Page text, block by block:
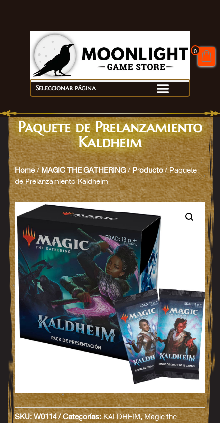
Seleccionar página
Paquete de Prelanzamiento
Kaldheim
Home/MAGIC THE GATHERING/Producto/ Paquete
de Prelanzamiento Kaldheim
SKU:W0114 Categorías:KALDHEIM,Magic the
0